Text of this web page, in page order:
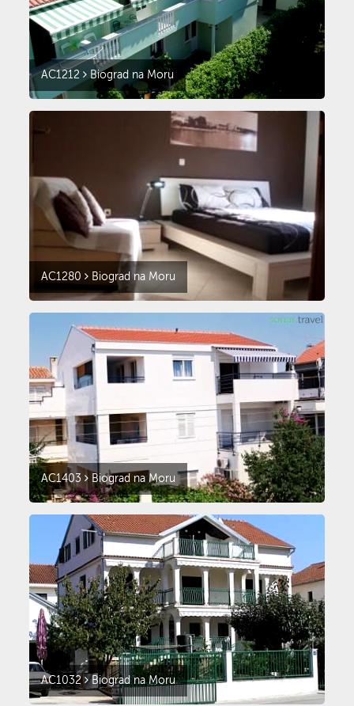
AC1212 Biograd na Moru
AC1280 Biograd na Moru
AC1403 Biograd na Moru
AC1032 Biograd na Moru